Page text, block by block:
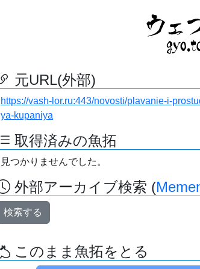
元URL(外部)
https://vash-lor.ru:443/novosti/plavanie-i-
ya-kupaniya
取得済みの魚拓
見つかりませんでした。
外部アーカイブ検索 (
検索する
このまま魚拓をとる